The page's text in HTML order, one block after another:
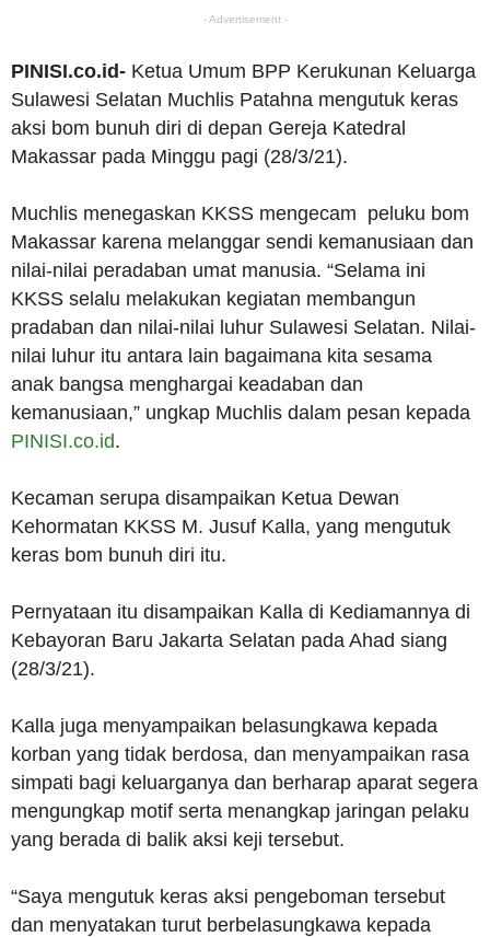
- Advertisement -
PINISI.co.id- Ketua Umum BPP Kerukunan Keluarga
Sulawesi Selatan Muchlis Patahna mengutuk keras
aksi bom bunuh diri di depan Gereja Katedral
Makassar pada Minggu pagi (28/3/21).
Muchlis menegaskan KKSS mengecam peluku bom
Makassar karena melanggar sendi kemanusiaan dan
nilai-nilai peradaban umat manusia. “Selama ini
KKSS selalu melakukan kegiatan membangun
pradaban dan nilai-nilai luhur Sulawesi Selatan. Nilai-
nilai luhur itu antara lain bagaimana kita sesama
anak bangsa menghargai keadaban dan
kemanusiaan,” ungkap Muchlis dalam pesan kepada
PINISI.co.id.
Kecaman serupa disampaikan Ketua Dewan
Kehormatan KKSS M. Jusuf Kalla, yang mengutuk
keras bom bunuh diri itu.
Pernyataan itu disampaikan Kalla di Kediamannya di
Kebayoran Baru Jakarta Selatan pada Ahad siang
(28/3/21).
Kalla juga menyampaikan belasungkawa kepada
korban yang tidak berdosa, dan menyampaikan rasa
simpati bagi keluarganya dan berharap aparat segera
mengungkap motif serta menangkap jaringan pelaku
yang berada di balik aksi keji tersebut.
“Saya mengutuk keras aksi pengeboman tersebut
dan menyatakan turut berbelasungkawa kepada